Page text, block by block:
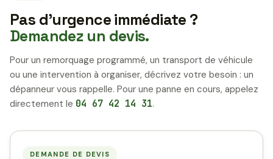
Pas d’urgence immédiate ?
Demandez un devis.
Pour un remorquage programmé, un transport de véhicule
ou une intervention à organiser, décrivez votre besoin : un
dépanneur vous rappelle. Pour une panne en cours, appelez
directement le 04 67 42 14 31.
DEMANDE DE DEVIS